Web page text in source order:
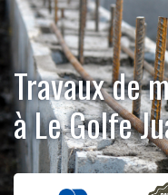
Travaux de
à Le Golfe